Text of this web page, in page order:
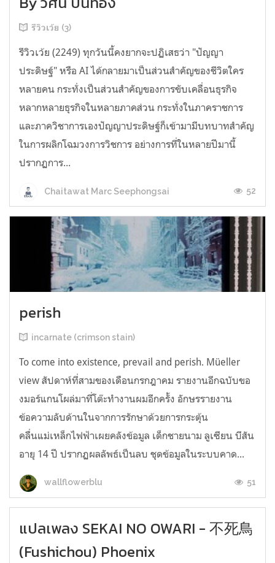
รีวิวเว้ย (3)
รีวิวเว้ย (2249) ทุกวันนี้คงยากจะปฏิเสธว่า "ปัญญา
ประดิษฐ์" หรือ AI ได้กลายมาเป็นส่วนสำคัญของชีวิตใคร
หลายคน กระทั่งเป็นส่วนสำคัญของการขับเคลื่อนธุรกิจ
หลากหลายธุรกิจในหลายภาคส่วน กระทั่งในภาคราชการ
และภาควิชาการเองปัญญาประดิษฐ์ก็เข้ามามีบทบาทสำคัญ
ในการผลิกโฉมวงการวิชการ อย่างการที่ในหลายปีมานี้
ปรากฏการ...
Chaitawat Marc Seephongsai 52
perish
incarnate (crimson stain)
To come into existence, prevail and perish. Müeller
view สัปดาห์ที่สามของเดือนกรกฎาคม รายงานอีกฉบับขอ
งมอร์แกนโผล่มาที่โต๊ะทำงานผมอีกครั้ง อักษรรายงาน
ข้อความลับด้านในจากการรักษาด้วยการกระตุ้น
คลื่นแม่เหล็กไฟฟ้าเผยคลังข้อมูล เด็กชายนาม ลูเซียน บีสัน
อายุ 14 ปี ปรากฏผลลัพธ์เป็นลบ ชุดข้อมูลในระบบคาด...
wallflowerblu 51
แปลเพลง SEKAI NO OWARI - 不死鳥
(Fushichou) Phoenix